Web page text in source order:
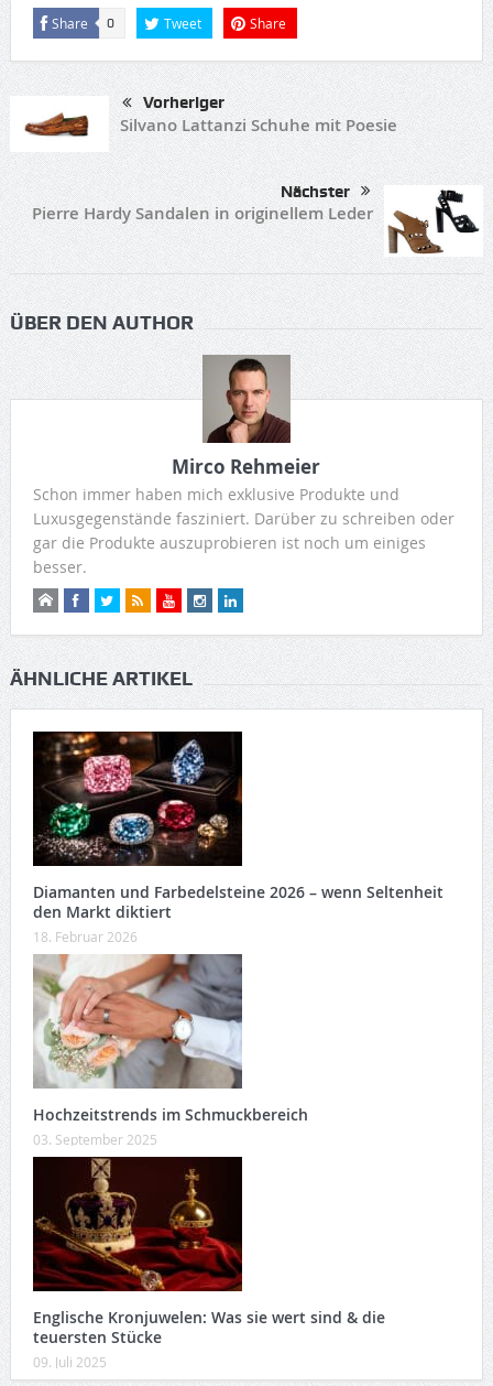
Share 0 Tweet Share
Vorheriger
Silvano Lattanzi Schuhe mit Poesie
Nächster
Pierre Hardy Sandalen in originellem Leder
ÜBER DEN AUTHOR
Mirco Rehmeier
Schon immer haben mich exklusive Produkte und
Luxusgegenstände fasziniert. Darüber zu schreiben oder
gar die Produkte auszuprobieren ist noch um einiges
besser.
ÄHNLICHE ARTIKEL
Diamanten und Farbedelsteine 2026 – wenn Seltenheit
den Markt diktiert
18. Februar 2026
Hochzeitstrends im Schmuckbereich
03. September 2025
Englische Kronjuwelen: Was sie wert sind & die
teuersten Stücke
09. Juli 2025